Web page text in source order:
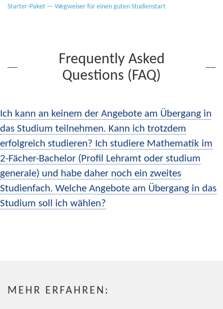
Starter-Paket — Wegweiser für einen guten Studienstart
Frequently Asked
Questions (FAQ)
Ich kann an keinem der Angebote am Übergang in
das Studium teilnehmen. Kann ich trotzdem
erfolgreich studieren? Ich studiere Mathematik im
2-Fächer-Bachelor (Profil Lehramt oder studium
generale) und habe daher noch ein zweites
Studienfach. Welche Angebote am Übergang in das
Studium soll ich wählen?
MEHR ERFAHREN: